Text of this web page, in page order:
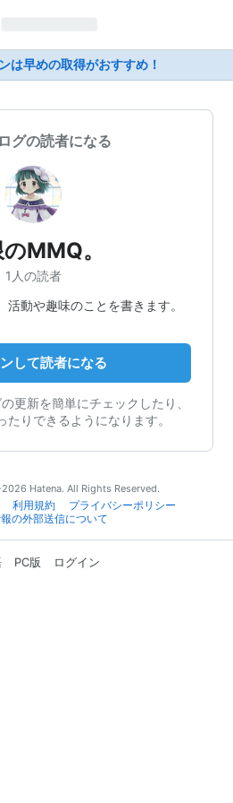
は早めの取得がおすすめ！
グの読者になる
MMQ。
1人の読者
動や趣味のことを書きます。
して読者になる
更新を簡単にチェックしたり、
たりできるようになります。
Hatena. All Rights Reserved.
利用規約
プライバシーポリシー
の外部送信について
PC版 ログイン